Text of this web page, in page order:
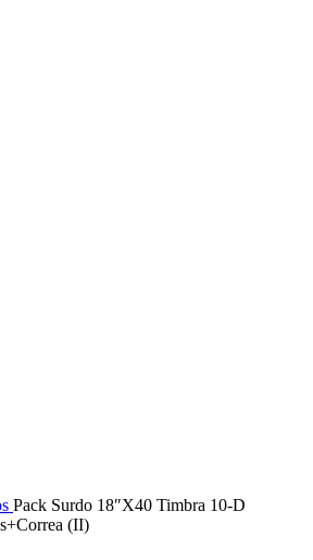
Pack Surdo 18″X40 Timbra 10-D
(II)